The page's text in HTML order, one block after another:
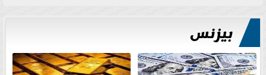
بيزنس